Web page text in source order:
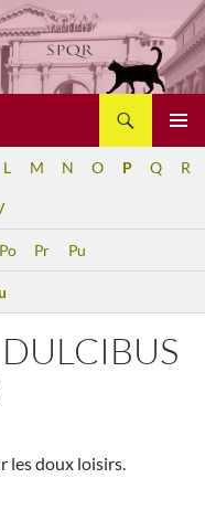
L M N O P Q R
Po Pr Pu
les doux loisirs.